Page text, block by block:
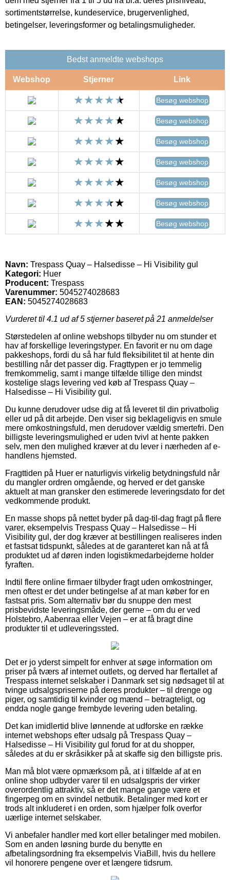
sortimentstørrelse, kundeservice, brugervenlighed,
betingelser, leveringsformer og betalingsmuligheder.
Bedst anmeldte webshops
Webshop Stjerner Link
Besøg webshop
Besøg webshop
Besøg webshop
Besøg webshop
Besøg webshop
Besøg webshop
Besøg webshop
Navn: Trespass Quay – Halsedisse – Hi Visibility gul
Kategori: Huer
Producent: Trespass
Varenummer: 5045274028683
EAN: 5045274028683
Vurderet til 4.1 ud af 5 stjerner baseret på 21 anmeldelser
Størstedelen af online webshops tilbyder nu om stunder et
hav af forskellige leveringstyper. En favorit er nu om dage
pakkeshops, fordi du så har fuld fleksibilitet til at hente din
bestilling når det passer dig. Fragttypen er jo temmelig
fremkommelig, samt i mange tilfælde tillige den mindst
kostelige slags levering ved køb af Trespass Quay –
Halsedisse – Hi Visibility gul.
Du kunne derudover udse dig at få leveret til din privatbolig
eller ud på dit arbejde. Den viser sig beklageligvis en smule
mere omkostningsfuld, men derudover vældig smertefri. Den
billigste leveringsmulighed er uden tvivl at hente pakken
selv, men den mulighed kræver at du lever i nærheden af e-
handlens hjemsted.
Fragttiden på Huer er naturligvis virkelig betydningsfuld når
du mangler ordren omgående, og herved er det ganske
aktuelt at man gransker den estimerede leveringsdato for det
vedkommende produkt.
En masse shops på nettet byder på dag-til-dag fragt på flere
varer, eksempelvis Trespass Quay – Halsedisse – Hi
Visibility gul, der dog kræver at bestillingen realiseres inden
et fastsat tidspunkt, således at de garanteret kan nå at få
produktet ud af døren inden logistikmedarbejderne holder
fyraften.
Indtil flere online firmaer tilbyder fragt uden omkostninger,
men oftest er det under betingelse af at man køber for en
fastsat pris. Som alternativ bør du snuppe den mest
prisbevidste leveringsmåde, der gerne – om du er ved
Holstebro, Aabenraa eller Vejen – er at få bragt dine
produkter til et udleveringssted.
Det er jo yderst simpelt for enhver at søge information om
priser på tværs af internet outlets, og derved har flertallet af
Trespass internet selskaber i Danmark set sig nødsaget til at
tvinge udsalgspriserne på deres produkter – til drenge og
piger, og samtidig til kvinder og mænd – betragteligt, og
endda nogle gange frembyde levering uden betaling.
Det kan imidlertid blive lønnende at udforske en række
internet webshops efter udsalg på Trespass Quay –
Halsedisse – Hi Visibility gul forud for at du shopper,
således at du er skråsikker på at skaffe sig den billigste pris.
Man må blot være opmærksom på, at i tilfælde af at en
online shop udbyder varer til en udsalgspris der virker
overordentlig attraktiv, så er det mange gange være et
fingerpeg om en svindel netbutik. Betalinger med kort er
trods alt inkluderet i en orden, som hjælper folk overfor
uærlige internet selskaber.
Vi anbefaler handler med kort eller betalinger med mobilen.
Som en anden løsning burde du benytte en
afbetalingsordning fra eksempelvis ViaBill, hvis du hellere
vil honorere pengene over et længere tidsrum.